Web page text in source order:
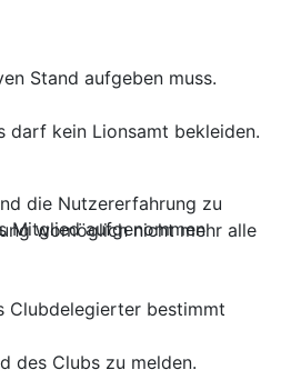
Stand aufgeben muss.
darf kein Lionsamt bekleiden.
Mitglied aufgenommen
Clubdelegierter bestimmt
des Clubs zu melden.
die Nutzererfahrung zu
womöglich nicht mehr alle